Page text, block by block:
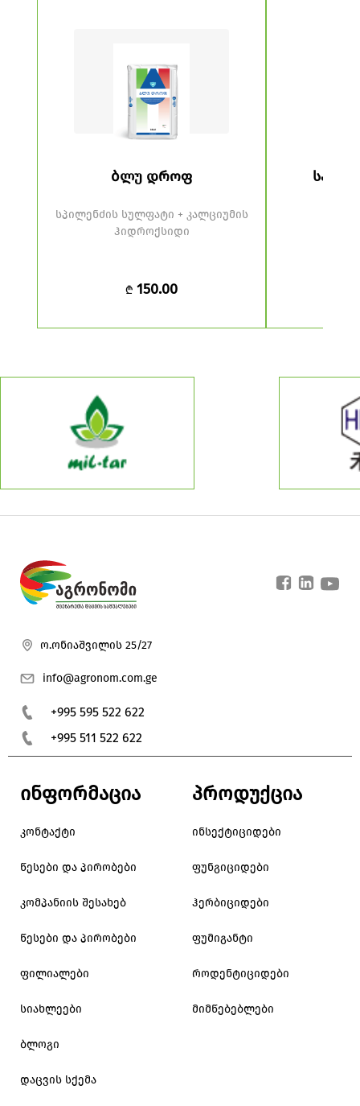
ბლუ დროფ
სპილენძის სულფატი + კალციუმის
ჰიდროქსიდი
₾ 150.00
ო.ონიაშვილის 25/27
info@agronom.com.ge
+995 595 522 622
+995 511 522 622
ინფორმაცია
კონტაქტი
წესები და პირობები
კომპანიის შესახებ
წესები და პირობები
ფილიალები
სიახლეები
ბლოგი
დაცვის სქემა
პროდუქცია
ინსექტიციდები
ფუნგიციდები
ჰერბიციდები
ფუმიგანტი
როდენტიციდები
მიმწებებლები